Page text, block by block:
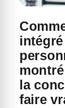
la
faire